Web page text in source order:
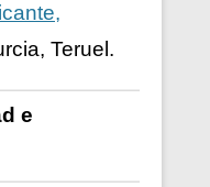
Teruel.
e